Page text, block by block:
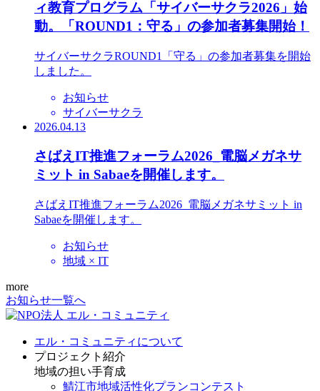
ィ教育プログラム「サイバーサクラ2026」始
動。「ROUND1：守る」の参加者募集開始！
サイバーサクラROUND1「守る」の参加者募集を開始
しました。
お知らせ
サイバーサクラ
2026.04.13
さばえIT推進フォーラム2026_電脳メガネサ
ミット in Sabaeを開催します。
さばえIT推進フォーラム2026_電脳メガネサミット in
Sabaeを開催します。
お知らせ
地域 × IT
more
お知らせ一覧へ
エル・コミュニティについて
プロジェクト紹介
地域の担い手育成
鯖江市地域活性化プランコンテスト